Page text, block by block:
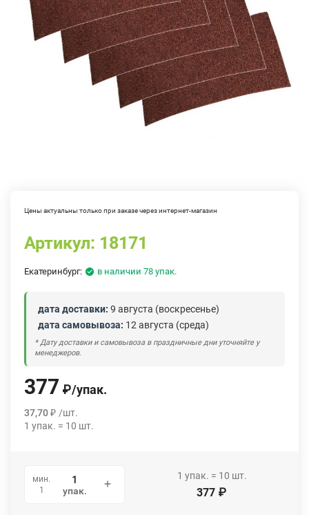
Цены актуальны только при заказе через интернет-магазин
Артикул: 18171
Екатеринбург: в наличии 78 упак.
дата доставки: 9 августа (воскресенье)
дата самовывоза: 12 августа (среда)
* Дату доставки и самовывоза в праздничные дни уточняйте у
менеджеров.
377 ₽/упак.
37,70₽ /шт.
1 упак. = 10 шт.
мин.
1
упак.
1 упак. = 10 шт.
377 ₽